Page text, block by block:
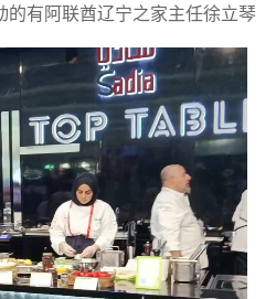
有阿联酋辽宁之家主任徐立琴